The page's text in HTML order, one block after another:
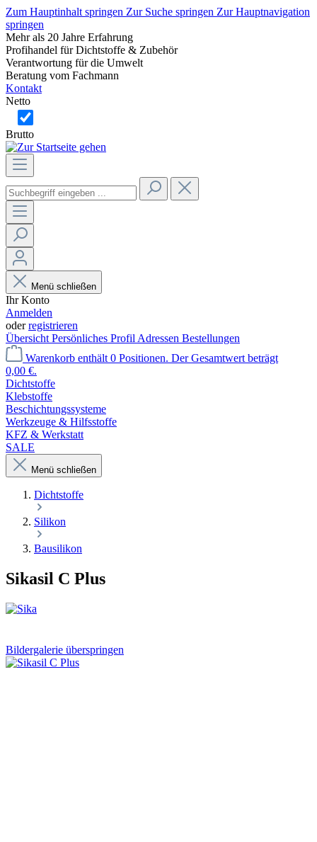
Zum Hauptinhalt springen Zur Suche springen Zur Hauptnavigation
springen
Mehr als 20 Jahre Erfahrung
Profihandel für Dichtstoffe & Zubehör
Verantwortung für die Umwelt
Beratung vom Fachmann
Kontakt
Netto
Brutto
Menü schließen
Ihr Konto
Anmelden
oderregistrieren
Übersicht Persönliches Profil Adressen Bestellungen
Warenkorb enthält 0 Positionen. Der Gesamtwert beträgt
0,00 €.
Dichtstoffe
Klebstoffe
Beschichtungssysteme
Werkzeuge & Hilfsstoffe
KFZ & Werkstatt
SALE
Menü schließen
Dichtstoffe
Silikon
Bausilikon
Sikasil C Plus
Bildergalerie überspringen